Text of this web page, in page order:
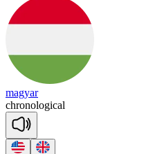
magyar
chronological